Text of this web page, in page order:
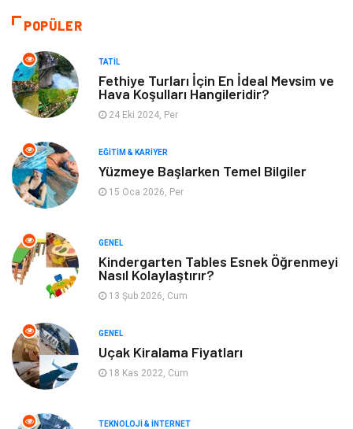
Dekorasyon
Tatil
Alışveriş Gençlik & Eğlence
Metal Evlilik Rehberi
Yeme & İçme Anne & Çocuk
Ev İşleri Gayrimenkul
Organizasyon
Astroloji Aksesuar
Mobilya diş sağlığı
POPÜLER
TATIL
Fethiye Turları İçin En İdeal Mevsim ve
Hava Koşulları Hangileridir?
24 Eki 2024, Per
EĞITIM & KARIYER
Yüzmeye Başlarken Temel Bilgiler
15 Oca 2026, Per
GENEL
Kindergarten Tables Esnek Öğrenmeyi
Nasıl Kolaylaştırır?
13 Şub 2026, Cum
GENEL
Uçak Kiralama Fiyatları
18 Kas 2022, Cum
TEKNOLOJI & İNTERNET